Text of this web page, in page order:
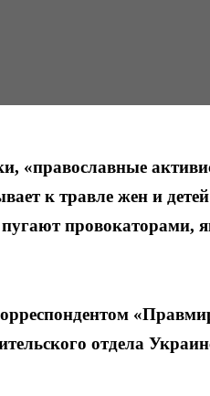
«православные
к травле жен и
провокаторами,
отдела